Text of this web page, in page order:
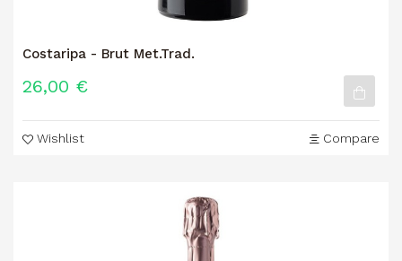
Costaripa - Brut Met.Trad.
26,00 €
Wishlist Compare